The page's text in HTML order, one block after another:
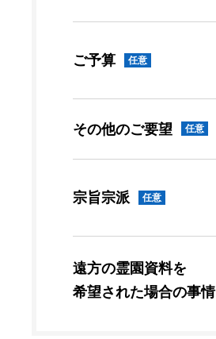
ご予算 任意
その他のご要望 任意
宗旨宗派 任意
遠方の霊園資料を
希望された場合の事情